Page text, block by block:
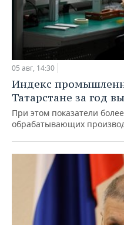
05 авг, 14:30
Индекс
Татарстане за год
При этом показатели
обрабатывающих